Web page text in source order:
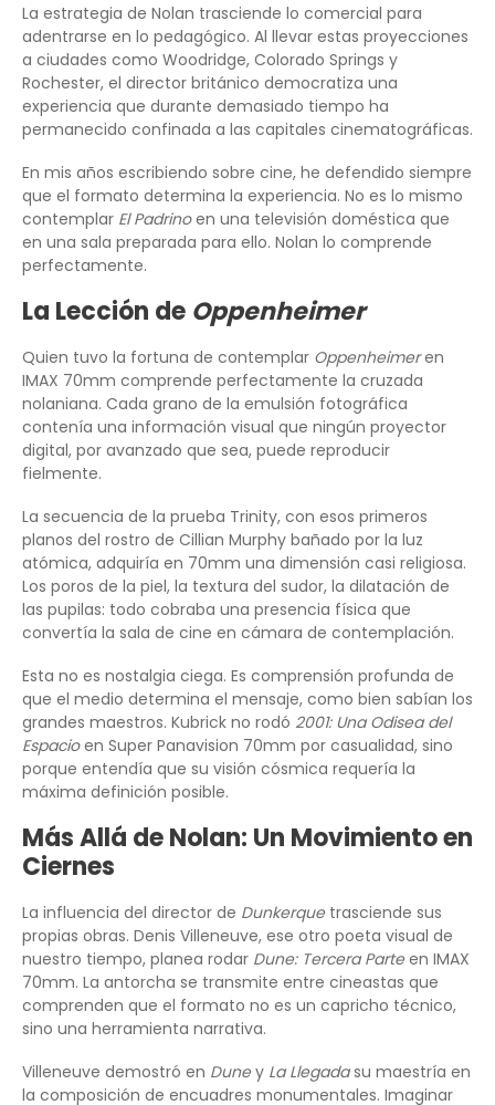
La estrategia de Nolan trasciende lo comercial para
adentrarse en lo pedagógico. Al llevar estas proyecciones
a ciudades como Woodridge, Colorado Springs y
Rochester, el director británico democratiza una
experiencia que durante demasiado tiempo ha
permanecido confinada a las capitales cinematográficas.
En mis años escribiendo sobre cine, he defendido siempre
que el formato determina la experiencia. No es lo mismo
contemplar El Padrinoen una televisión doméstica que
en una sala preparada para ello. Nolan lo comprende
perfectamente.
La Lección de Oppenheimer
Quien tuvo la fortuna de contemplar Oppenheimeren
IMAX 70mm comprende perfectamente la cruzada
nolaniana. Cada grano de la emulsión fotográfica
contenía una información visual que ningún proyector
digital, por avanzado que sea, puede reproducir
fielmente.
La secuencia de la prueba Trinity, con esos primeros
planos del rostro de Cillian Murphy bañado por la luz
atómica, adquiría en 70mm una dimensión casi religiosa.
Los poros de la piel, la textura del sudor, la dilatación de
las pupilas: todo cobraba una presencia física que
convertía la sala de cine en cámara de contemplación.
Esta no es nostalgia ciega. Es comprensión profunda de
que el medio determina el mensaje, como bien sabían los
grandes maestros. Kubrick no rodó 2001: Una Odisea del
Espacioen Super Panavision 70mm por casualidad, sino
porque entendía que su visión cósmica requería la
máxima definición posible.
Más Allá de Nolan: Un Movimiento en
Ciernes
La influencia del director de Dunkerquetrasciende sus
propias obras. Denis Villeneuve, ese otro poeta visual de
nuestro tiempo, planea rodar Dune: Tercera Parteen IMAX
70mm. La antorcha se transmite entre cineastas que
comprenden que el formato no es un capricho técnico,
sino una herramienta narrativa.
Villeneuve demostró en Duney La Llegadasu maestría en
la composición de encuadres monumentales. Imaginar